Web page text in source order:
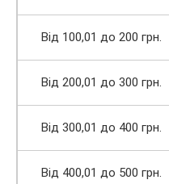
Від 100,01 до 200 грн.
Від 200,01 до 300 грн.
Від 300,01 до 400 грн.
Від 400,01 до 500 грн.